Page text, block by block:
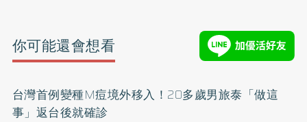
你可能還會想看
台灣首例變種M痘境外移入！20多歲男旅泰「做這
事」返台後就確診